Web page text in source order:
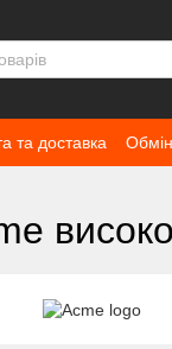
та доставка